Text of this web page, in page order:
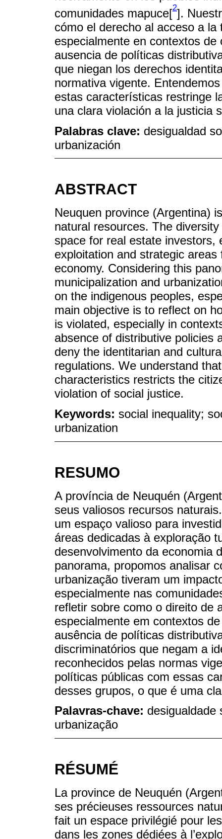
comunidades mapuce[2].
cómo el derecho al acceso a
especialmente en contextos
ausencia de políticas
que niegan los derechos
normativa vigente.
estas características restringe
una clara violación a la justicia
Palabras clave: desigualdad
urbanización
ABSTRACT
Neuquen province (Argentina)
natural resources. The
space for real estate investors,
exploitation and strategic
economy. Considering this
municipalization and
on the indigenous peoples,
main objective is to reflect on
is violated, especially in
absence of distributive policies
deny the identitarian and
regulations. We understand
characteristics restricts the
violation of social justice.
Keywords: social inequality;
urbanization
RESUMO
A província de Neuquén
seus valiosos recursos
um espaço valioso para
áreas dedicadas à exploração
desenvolvimento da economia
panorama, propomos analisar
urbanização tiveram um
especialmente nas
refletir sobre como o direito de
especialmente em contextos
ausência de políticas
discriminatórios que negam a
reconhecidos pelas normas
políticas públicas com essas
desses grupos, o que é uma
Palavras-chave: desigualdade
urbanização
RÉSUMÉ
La province de Neuquén
ses précieuses ressources
fait un espace privilégié pour
dans les zones dédiées à